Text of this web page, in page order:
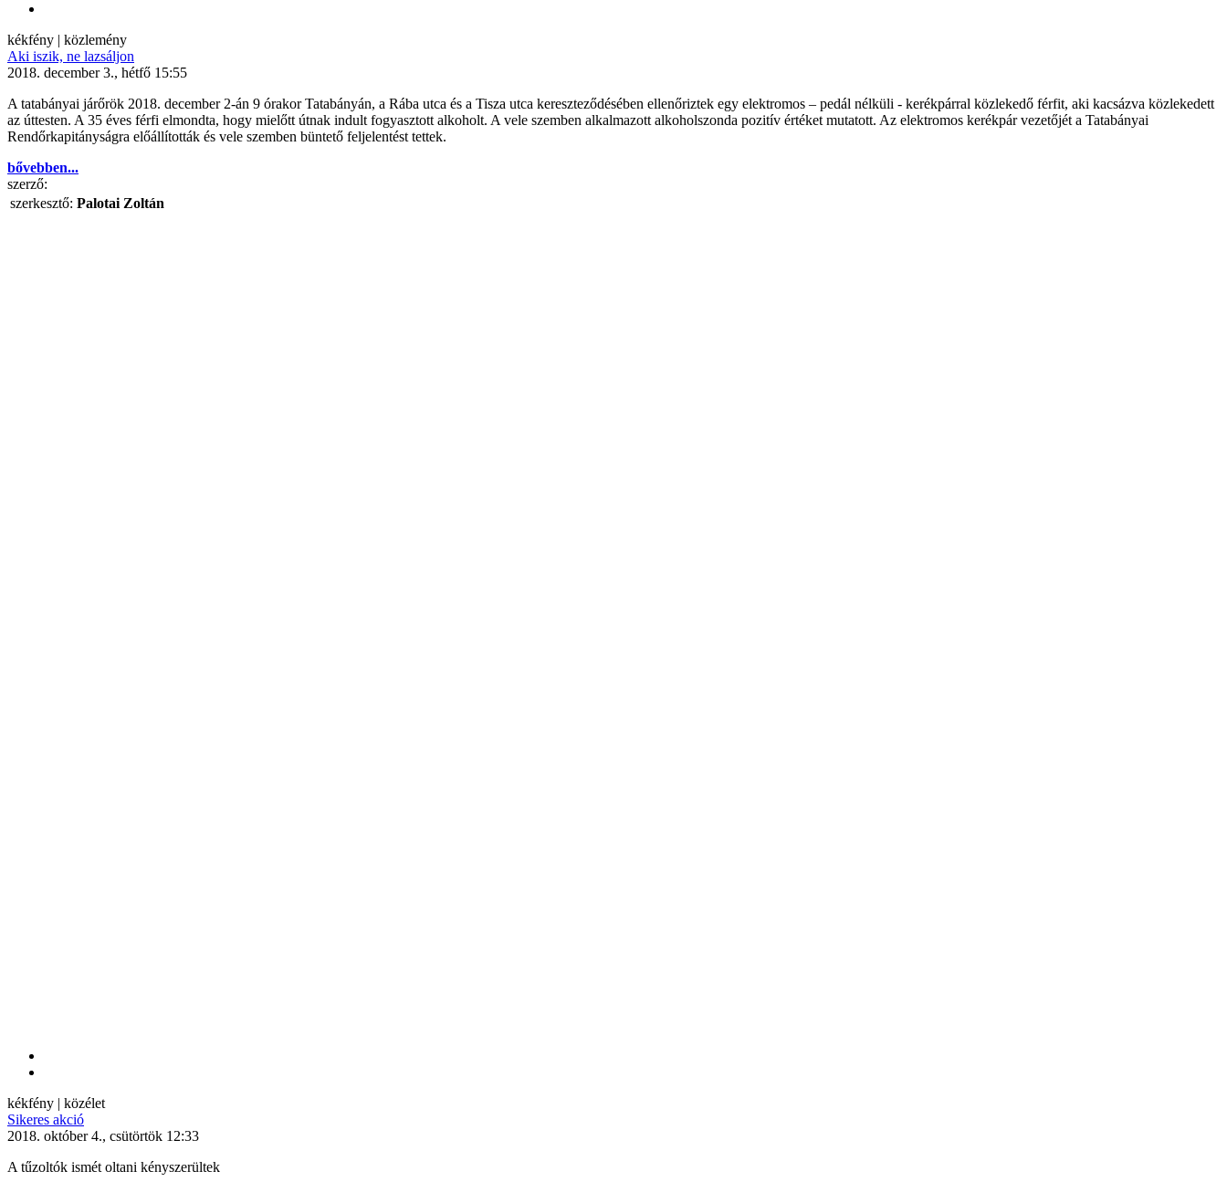
kékfény | közlemény
Aki iszik, ne lazsáljon
2018. december 3., hétfő 15:55
A tatabányai járőrök 2018. december 2-án 9 órakor Tatabányán, a Rába utca és a Tisza utca kereszteződésében ellenőriztek egy elektromos – pedál nélküli - kerékpárral közlekedő férfit, aki kacsázva közlekedett
az úttesten. A 35 éves férfi elmondta, hogy mielőtt útnak indult fogyasztott alkoholt. A vele szemben alkalmazott alkoholszonda pozitív értéket mutatott. Az elektromos kerékpár vezetőjét a Tatabányai
Rendőrkapitányságra előállították és vele szemben büntető feljelentést tettek.
bővebben...
szerző:
szerkesztő: Palotai Zoltán
kékfény | közélet
Sikeres akció
2018. október 4., csütörtök 12:33
A tűzoltók ismét oltani kényszerültek